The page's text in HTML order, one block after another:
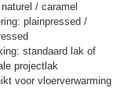
/ caramel
plainpressed /
standaard lak of
projectlak
voor vloerverwarming